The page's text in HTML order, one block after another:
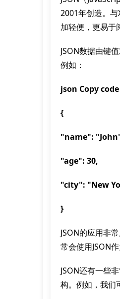
2001年创造。与
加轻便，更易于
JSON数据由键
例如：
json Copy code
{
"name":
"age": 30,
"city": "New
}
JSON的应用非
常会使用JSON
JSON还有一些
构。例如，我们